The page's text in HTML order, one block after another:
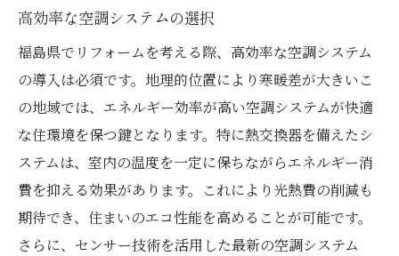
高効率な空調システムの選択
福島県でリフォームを考える際、高効率な空調システム
の導入は必須です。地理的位置により寒暖差が大きいこ
の地域では、エネルギー効率が高い空調システムが快適
な住環境を保つ鍵となります。特に熱交換器を備えたシ
ステムは、室内の温度を一定に保ちながらエネルギー消
費を抑える効果があります。これにより光熱費の削減も
期待でき、住まいのエコ性能を高めることが可能です。
さらに、センサー技術を活用した最新の空調システム